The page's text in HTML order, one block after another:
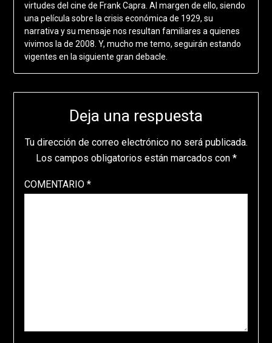
virtudes del cine de Frank Capra. Al margen de ello, siendo
una película sobre la crisis económica de 1929, su
narrativa y su mensaje nos resultan familiares a quienes
vivimos la de 2008. Y, mucho me temo, seguirán estando
vigentes en la siguiente gran debacle.
Deja una respuesta
Tu dirección de correo electrónico no será publicada.
Los campos obligatorios están marcados con *
COMENTARIO *